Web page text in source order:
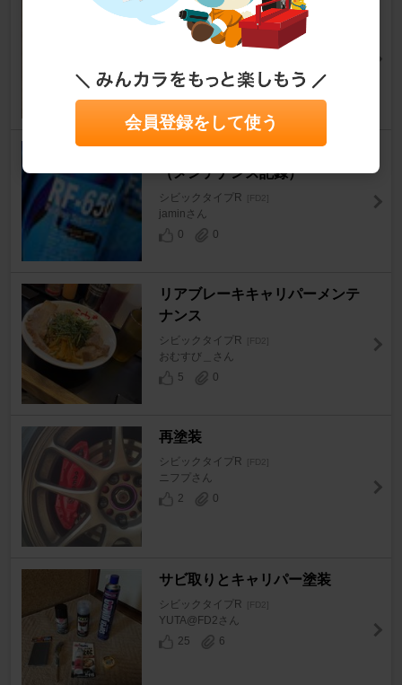
パッドピン錆びとり
シビックタイプR
14
0
ブレーキフルードエア抜き実施
（メンテナンス記録）
シビックタイプR [FD2]
jaminさん
0
0
リアブレーキキャリパーメンテ
ナンス
シビックタイプR [FD2]
おむすび＿さん
5
0
再塗装
シビックタイプR [FD2]
ニフプさん
2
0
サビ取りとキャリパー塗装
シビックタイプR [FD2]
YUTA@FD2さん
25
6
会員登録をして使う